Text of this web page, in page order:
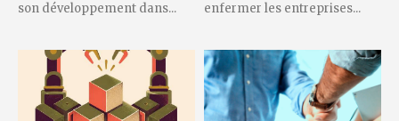
son développement dans...
enfermer les entreprises...